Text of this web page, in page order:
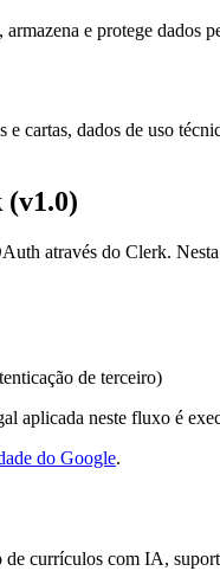
e protege
cartas, dados de uso
(v1.0)
através do Clerk.
de terceiro)
aplicada neste fluxo é
do Google.
currículos com IA,